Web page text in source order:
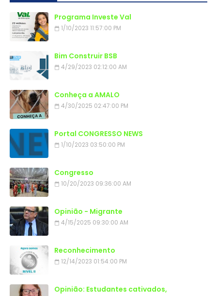
Programa Investe Val
1/10/2023 11:57:00 PM
Bim Construir BSB
4/29/2023 02:12:00 AM
Conheça a AMALO
4/30/2025 02:47:00 PM
Portal CONGRESSO NEWS
1/10/2023 03:50:00 PM
Congresso
10/20/2023 09:36:00 AM
Opinião - Migrante
4/15/2025 09:30:00 AM
Reconhecimento
12/14/2023 01:54:00 PM
Opinião: Estudantes cativados,